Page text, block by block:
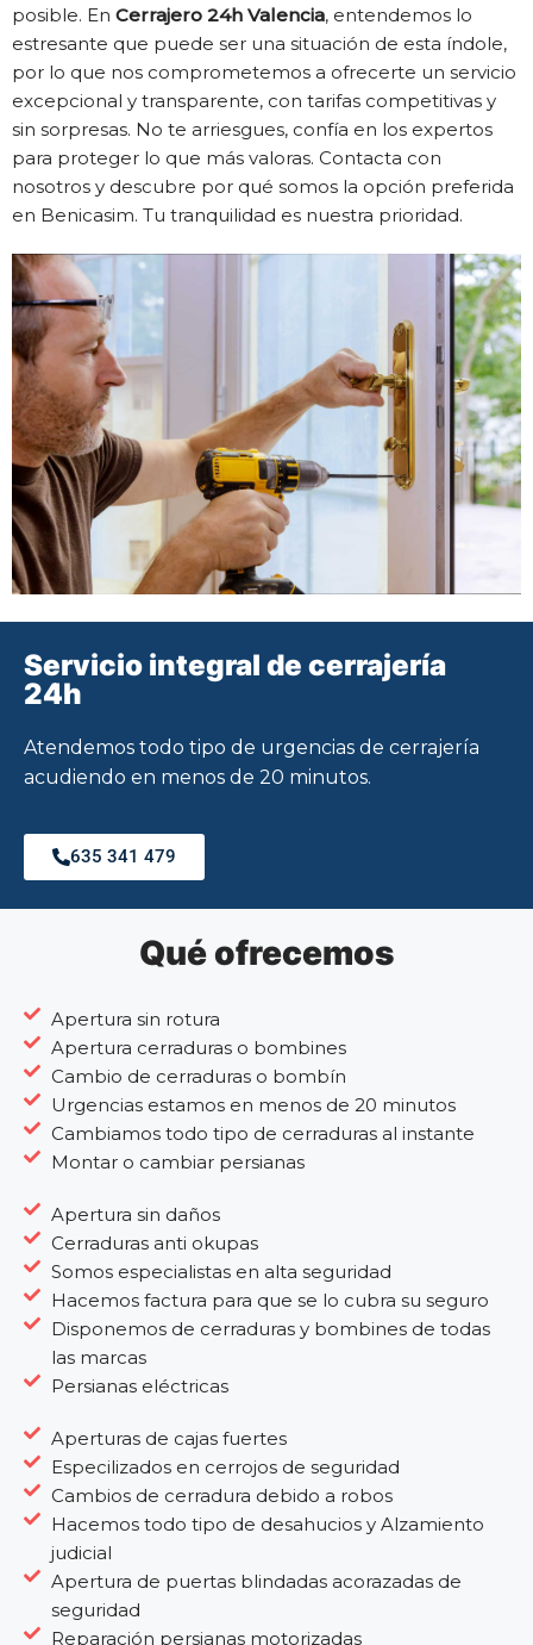
posible. En Cerrajero 24h Valencia, entendemos lo
estresante que puede ser una situación de esta índole,
por lo que nos comprometemos a ofrecerte un servicio
excepcional y transparente, con tarifas competitivas y
sin sorpresas. No te arriesgues, confía en los expertos
para proteger lo que más valoras. Contacta con
nosotros y descubre por qué somos la opción preferida
en Benicasim. Tu tranquilidad es nuestra prioridad.
Servicio integral de cerrajería
24h
Atendemos todo tipo de urgencias de cerrajería
acudiendo en menos de 20 minutos.
635 341 479
Qué ofrecemos
Apertura sin rotura
Apertura cerraduras o bombines
Cambio de cerraduras o bombín
Urgencias estamos en menos de 20 minutos
Cambiamos todo tipo de cerraduras al instante
Montar o cambiar persianas
Apertura sin daños
Cerraduras anti okupas
Somos especialistas en alta seguridad
Hacemos factura para que se lo cubra su seguro
Disponemos de cerraduras y bombines de todas
las marcas
Persianas eléctricas
Aperturas de cajas fuertes
Especilizados en cerrojos de seguridad
Cambios de cerradura debido a robos
Hacemos todo tipo de desahucios y Alzamiento
judicial
Apertura de puertas blindadas acorazadas de
seguridad
Reparación persianas motorizadas